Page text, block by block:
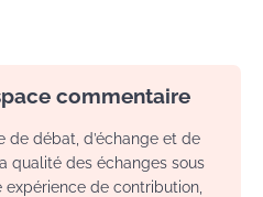
commentaire
de débat, d’échange et de
qualité des échanges sous
de contribution,